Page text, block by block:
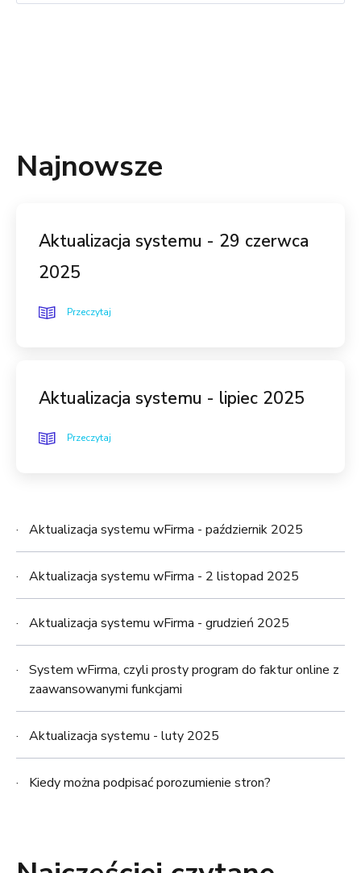
Najnowsze
Aktualizacja systemu - 29 czerwca
2025
Przeczytaj
Aktualizacja systemu - lipiec 2025
Przeczytaj
Aktualizacja systemu wFirma - październik 2025
Aktualizacja systemu wFirma - 2 listopad 2025
Aktualizacja systemu wFirma - grudzień 2025
System wFirma, czyli prosty program do faktur online z
zaawansowanymi funkcjami
Aktualizacja systemu - luty 2025
Kiedy można podpisać porozumienie stron?